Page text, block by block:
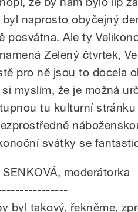
byl naprosto obyčejný
posvátna. Ale ty
Zelený čtvrtek,
pro ně jsou to docela
si myslím, že je možná
tu kulturní
svátky se
moderátorka
byl takový, řekněme,